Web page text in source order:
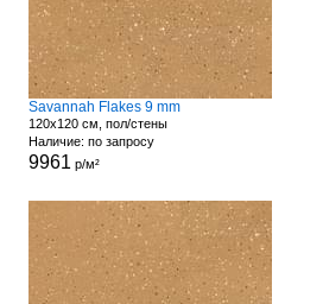
Savannah Flakes 9 mm
120x120 см, пол/стены
Наличие: по запросу
9961 р/м²